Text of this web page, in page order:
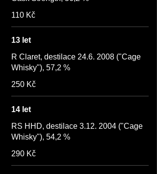
110 Kč
13 let
R Claret, destilace 24.6. 2008 ("Cage
Whisky"), 57,2 %
250 Kč
14 let
RS HHD, destilace 3.12. 2004 ("Cage
Whisky"), 54,2 %
290 Kč